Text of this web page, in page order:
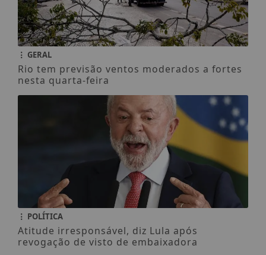
GERAL
Rio tem previsão ventos moderados a fortes
nesta quarta-feira
POLÍTICA
Atitude irresponsável, diz Lula após
revogação de visto de embaixadora